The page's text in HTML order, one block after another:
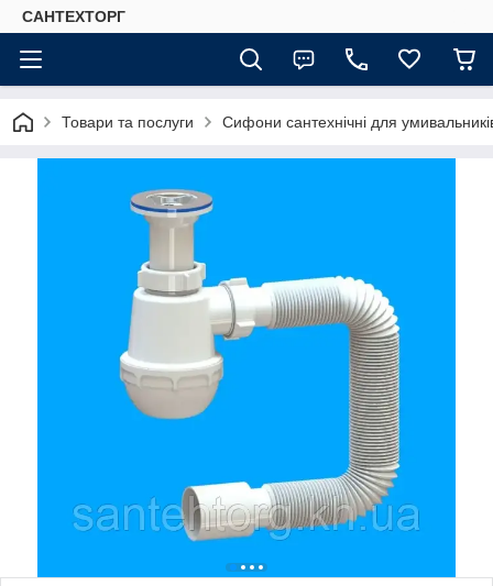
САНТЕХТОРГ
Товари та послуги Сифони сантехнічні для